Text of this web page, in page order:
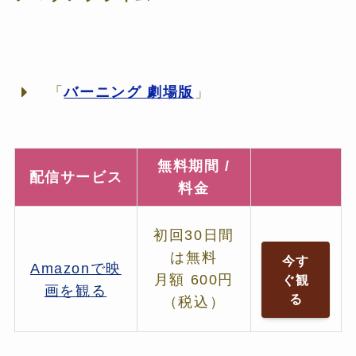
「バーニング 劇場版 」
配信サービス
無料期間 /
料金
Amazonで映
画を観る
初回30日間
は無料
月額 600円
（税込）
今す
ぐ観
る